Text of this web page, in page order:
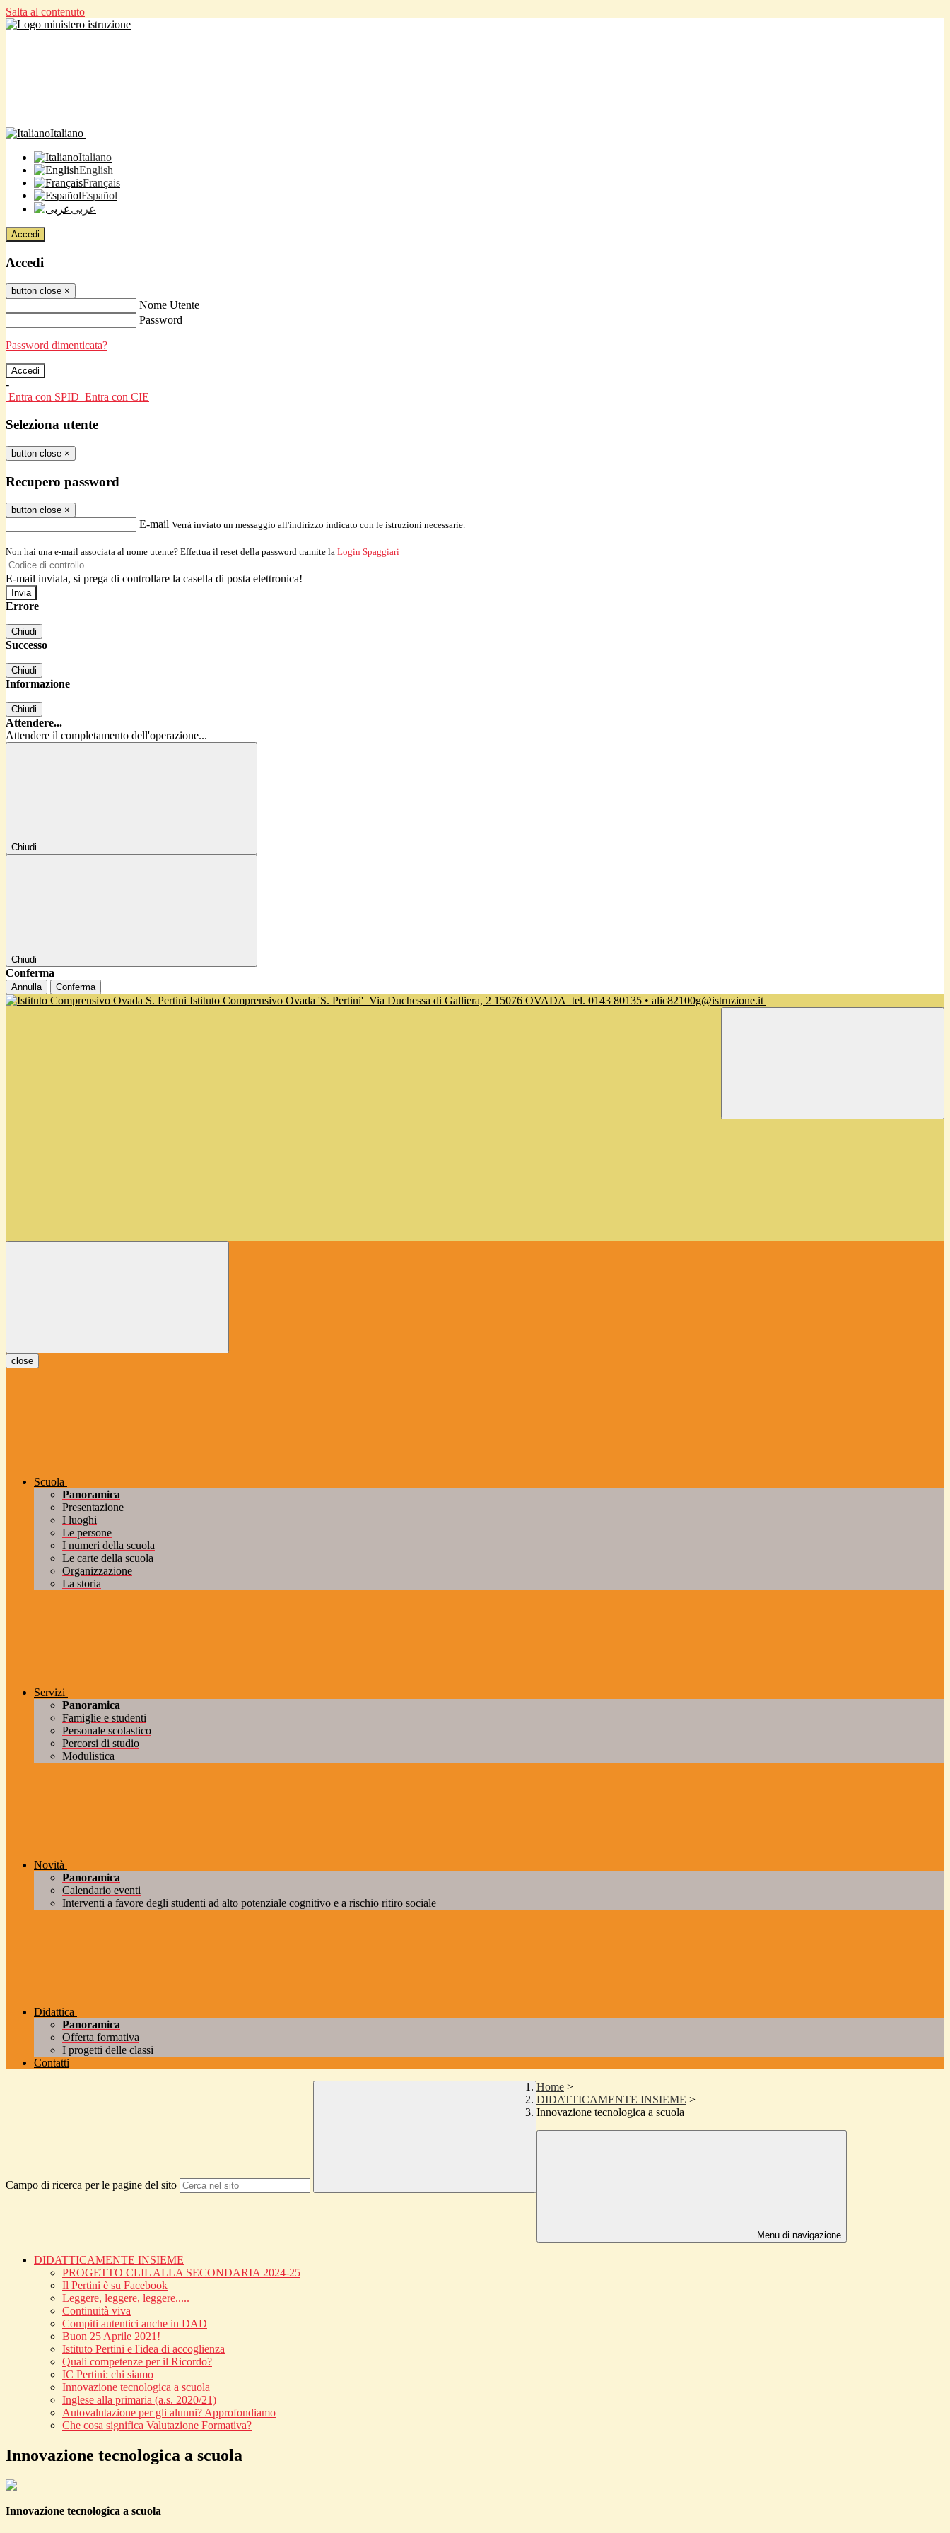
Salta al contenuto
Italiano
Italiano
English
Français
Español
عربى
Accedi
Accedi
button close ×
Nome Utente
Password
Password dimenticata?
-
Entra con SPID Entra con CIE
Seleziona utente
button close ×
Recupero password
button close ×
E-mail Verrà inviato un messaggio all'indirizzo indicato con le istruzioni necessarie.
Non hai una e-mail associata al nome utente? Effettua il reset della password tramite la Login Spaggiari
E-mail inviata, si prega di controllare la casella di posta elettronica!
Errore
Chiudi
Successo
Chiudi
Informazione
Chiudi
Attendere...
Attendere il completamento dell'operazione...
Chiudi
Chiudi
Conferma
Annulla Conferma
Istituto Comprensivo Ovada 'S. Pertini' Via Duchessa di Galliera, 2 15076 OVADA tel. 0143 80135 • alic82100g@istruzione.it
close
Scuola
Panoramica
Presentazione
I luoghi
Le persone
I numeri della scuola
Le carte della scuola
Organizzazione
La storia
Servizi
Panoramica
Famiglie e studenti
Personale scolastico
Percorsi di studio
Modulistica
Novità
Panoramica
Calendario eventi
Interventi a favore degli studenti ad alto potenziale cognitivo e a rischio ritiro sociale
Didattica
Panoramica
Offerta formativa
I progetti delle classi
Contatti
Campo di ricerca per le pagine del sito
Home >
DIDATTICAMENTE INSIEME >
Innovazione tecnologica a scuola
Menu di navigazione
DIDATTICAMENTE INSIEME
PROGETTO CLIL ALLA SECONDARIA 2024-25
Il Pertini è su Facebook
Leggere, leggere, leggere.....
Continuità viva
Compiti autentici anche in DAD
Buon 25 Aprile 2021!
Istituto Pertini e l'idea di accoglienza
Quali competenze per il Ricordo?
IC Pertini: chi siamo
Innovazione tecnologica a scuola
Inglese alla primaria (a.s. 2020/21)
Autovalutazione per gli alunni? Approfondiamo
Che cosa significa Valutazione Formativa?
Innovazione tecnologica a scuola
Innovazione tecnologica a scuola